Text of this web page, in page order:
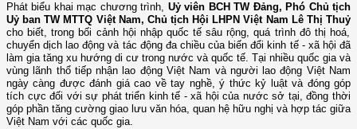
Phát biểu khai mạc chương trình, Uỷviên BCH TW Đảng, Phó Chủ tịch
Uỷ ban TW MTTQ Việt Nam, Chủ tịch Hội LHPN Việt Nam Lê Thị Thuỷ
cho biết, trong bối cảnh hội nhập quốc tế sâu rộng, quá trình đô thị hoá,
chuyển dịch lao động và tác động đa chiều của biến đổi kinh tế - xã hội đã
làm gia tăng xu hướng di cư trong nước và quốc tế. Tại nhiều quốc gia và
vùng lãnh thổ tiếp nhận lao động Việt Nam và người lao động Việt Nam
ngày càng được đánh giá cao về tay nghề, ý thức kỷ luật và đóng góp
tích cực đối với sự phát triển kinh tế - xã hội của nước sở tại, đồng thời
góp phần tăng cường giao lưu văn hóa, quan hệ hữu nghị và hợp tác giữa
Việt Nam với các quốc gia.